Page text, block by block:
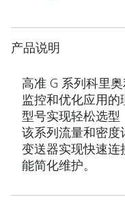
产品说明
高准 G 系列科里
监控和优化应用
型号实现轻松选型
该系列流量和密
变送器实现快速
能简化维护。